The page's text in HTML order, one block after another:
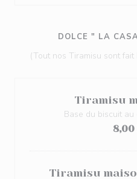
DOLCE " LA
(Tout nos Tiramisu sont
Tiramisu
Base du biscuit
8,00
Tiramisu